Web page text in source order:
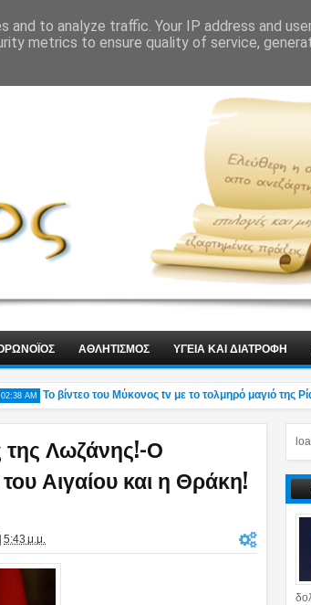
ΑΘΛΗΤΙΣΜΟΣ ΥΓΕΙΑ ΚΑΙ ΔΙΑΤΡΟΦΗ
Το βίντεο του Μύκονος tv με το τολμηρό μαγιό της Ρίας
της Λωζάνης!-Ο
Αιγαίου και η Θράκη!
5:43 μ.μ.
to analyze traffic. Your IP address and
metrics to ensure quality of service,